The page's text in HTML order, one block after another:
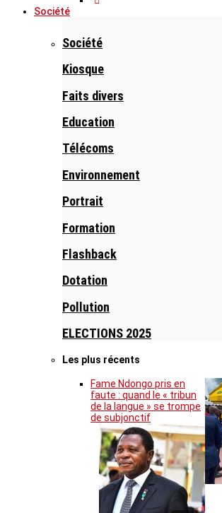
Société
Société
Kiosque
Faits divers
Education
Télécoms
Environnement
Portrait
Formation
Flashback
Dotation
Pollution
ELECTIONS 2025
Les plus récents
Fame Ndongo pris en
faute : quand le « tribun
de la langue » se trompe
de subjonctif